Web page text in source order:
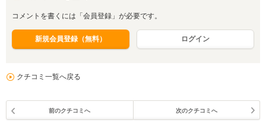
コメントを書くには「会員登録」が必要です。
新規会員登録（無料） ログイン
クチコミ一覧へ戻る
前のクチコミへ 次のクチコミへ